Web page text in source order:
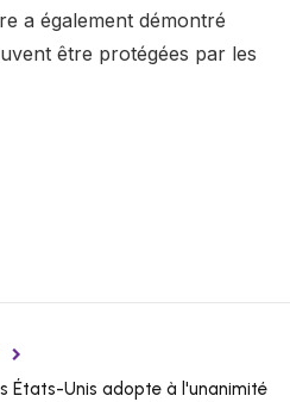
a également démontré
être protégées par les
États-Unis adopte à l'unanimité